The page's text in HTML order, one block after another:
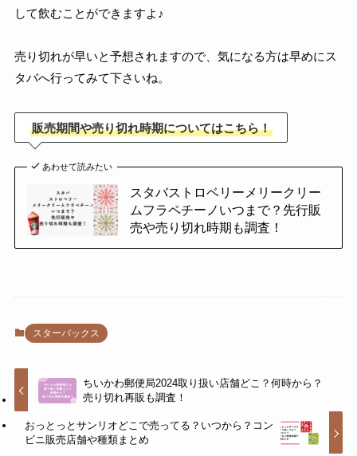
して飲むことができますよ♪
売り切れが早いと予想されますので、気になる方は早めにス
タバへ行ってみて下さいね。
販売期間や売り切れ時期についてはこちら！
あわせて読みたい
スタバストロベリーメリークリー
ムフラペチーノいつまで？先行販
売や売り切れ時期も調査！
スターバックス
ちいかわ郵便局2024取り扱い店舗どこ？何時から？
売り切れ再販も調査！
おっとっとサンリオどこで売ってる？いつから？コン
ビニ販売店舗や種類まとめ